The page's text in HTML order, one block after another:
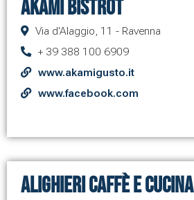
Akâmì Bistrot
Via d'Alaggio, 11 - Ravenna
+ 39 388 100 6909
www.akamigusto.it
www.facebook.com
Alighieri Caffè e Cucina